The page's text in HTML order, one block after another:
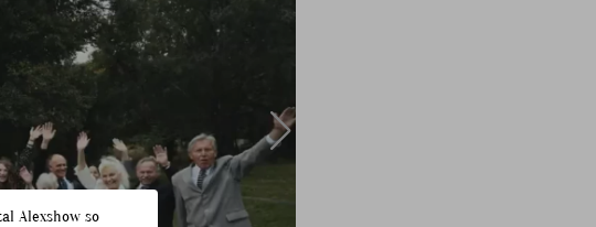
Alexshow so